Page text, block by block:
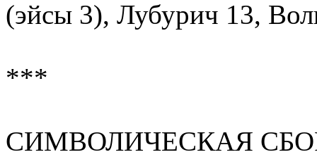
(эйсы 3), Лубурич 13,
***
СИМВОЛИЧЕСКАЯ